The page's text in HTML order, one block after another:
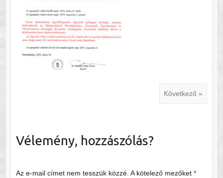
Következő »
Vélemény, hozzászólás?
Az e-mail címet nem tesszük közzé. A kötelező mezőket *